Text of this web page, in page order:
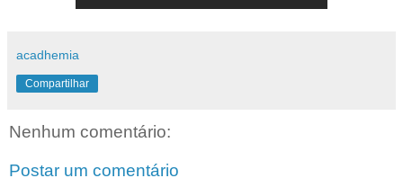
acadhemia
Compartilhar
Nenhum comentário:
Postar um comentário